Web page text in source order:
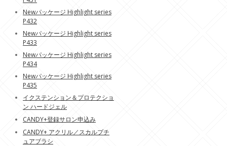
Newパッケージ Highlight series
P432
Newパッケージ Highlight series
P433
Newパッケージ Highlight series
P434
Newパッケージ Highlight series
P435
イクステンション＆プロテクショ
ン ハードジェル
CANDY+登録サロン申込み
CANDY+ アクリル／スカルプチ
ュアブラシ